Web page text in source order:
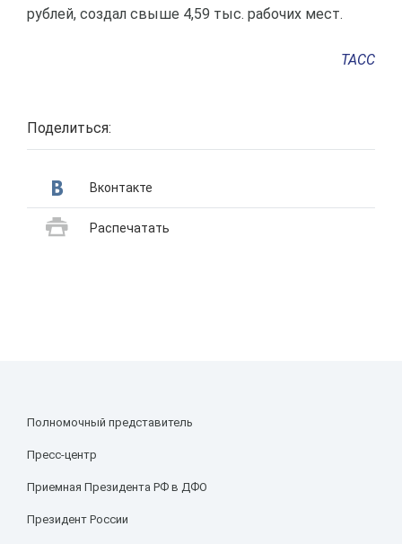
рублей, создал свыше 4,59 тыс. рабочих мест.
ТАСС
Поделиться:
Вконтакте
Распечатать
Полномочный представитель
Пресс-центр
Приемная Президента РФ в ДФО
Президент России